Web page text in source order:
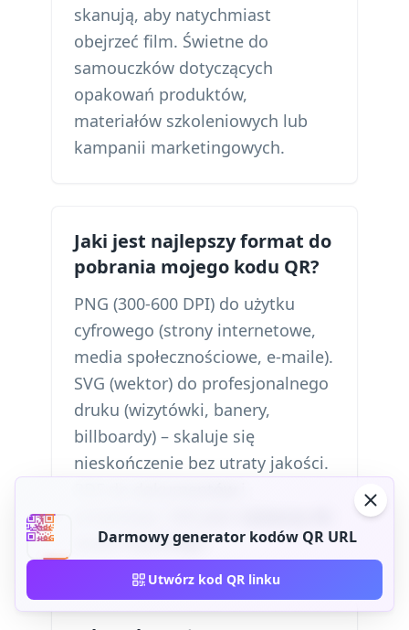
skanują, aby natychmiast
obejrzeć film. Świetne do
samouczków dotyczących
opakowań produktów,
materiałów szkoleniowych lub
kampanii marketingowych.
Jaki jest najlepszy format do
pobrania mojego kodu QR?
PNG (300-600 DPI) do użytku
cyfrowego (strony internetowe,
media społecznościowe, e-maile).
SVG (wektor) do profesjonalnego
druku (wizytówki, banery,
billboardy) – skaluje się
nieskończenie bez utraty jakości.
druku fizycznego.
Darmowy generator kodów QR URL
Utwórz kod QR linku